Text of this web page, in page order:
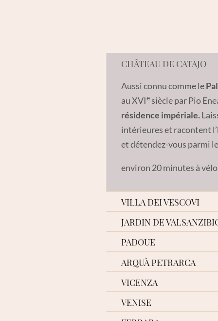
CHÂTEAU DE CATAJO
Aussi connu comme le
au XVIesiècle par Pio
résidence impériale.
intérieures et racontent
et détendez-vous parmi
environ 20 minutes à
VILLA DEI VESCOVI
ÀLuvigliano,insérée
dans laquelle le
XVIesiècle à la demande
fascine par ses salles
enchanté par la beauté
environ 22 minutes à
JARDIN DE
PADOUE
ARQUÀ PETRARCA
VICENZA
Pourquoi ce centre
VENISE